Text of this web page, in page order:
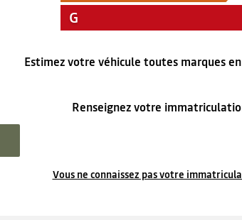
G
Estimez votre véhicule toutes marques
Renseignez votre
Vous ne connaissez pas votre